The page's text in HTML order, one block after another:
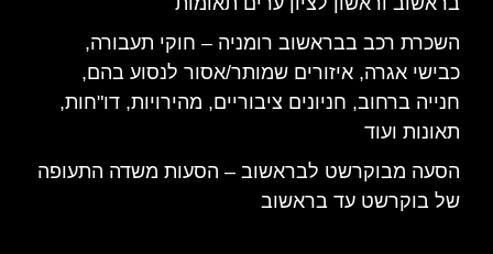
השכרת רכב בבראשוב רומניה – חוקי תעבורה,
כבישי אגרה, איזורים שמותר/אסור לנסוע בהם,
חנייה ברחוב, חניונים ציבוריים, מהירויות, דו"חות,
תאונות ועוד
הסעה מבוקרשט לבראשוב – הסעות משדה התעופה
של בוקרשט עד בראשוב